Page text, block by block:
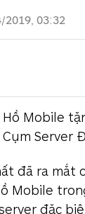
03:32
đã ra mắt
Mobile
đặc